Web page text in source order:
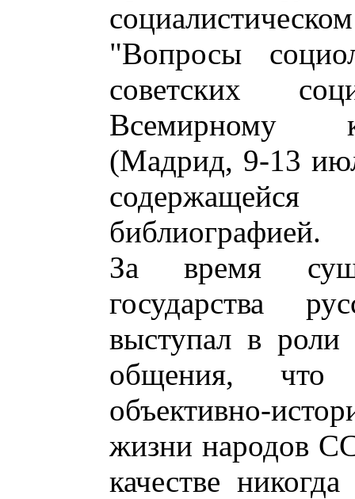
"Вопросы
советских
Всемирному
(Мадрид, 9-13
библиографией.
За время
государства
выступал в роли
общения, что
объективно-
жизни народов
качестве